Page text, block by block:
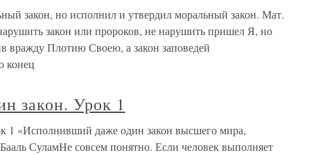
закон, но исполнил и утвердил моральный закон. Мат.
закон или пророков, не нарушить пришел Я, но
вражду Плотию Своею, а закон заповедей
конец
закон. Урок 1
1 «Исполнивший даже один закон высшего мира,
СуламНе совсем понятно. Если человек выполняет